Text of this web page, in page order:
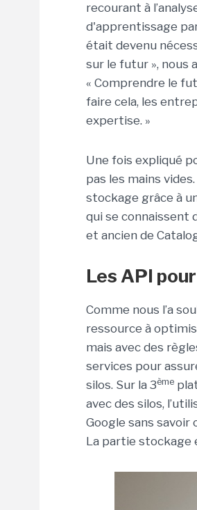
recourant à
d'apprentissage
était devenu
sur le futur », nous
« Comprendre le
faire cela, les
expertise. »
Une fois expliqué
pas les mains
stockage grâce à
qui se connaissent
et ancien de
Les API
Comme nous l’a
ressource à
mais avec des
services pour
silos. Sur la 3ème
avec des silos,
Google sans savoir
La partie stockage